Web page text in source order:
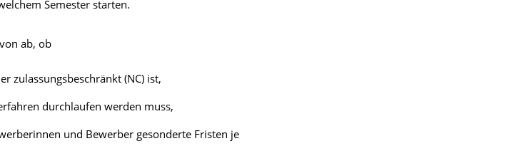
Semester starten.
ab, ob
zulassungsbeschränkt (NC) ist,
durchlaufen werden muss,
und Bewerber gesonderte Fristen je